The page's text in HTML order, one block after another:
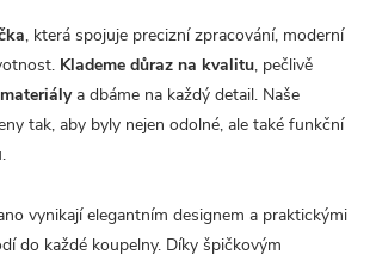
, která spojuje precizní zpracování, moderní
Klademe důraz na kvalitu, pečlivě
a dbáme na každý detail. Naše
tak, aby byly nejen odolné, ale také funkční
vynikají elegantním designem a praktickými
do každé koupelny. Díky špičkovým